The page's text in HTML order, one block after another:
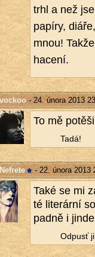
tr­hl a než
pa­pí­ry,
mnou!
ha­ce­ní.
vockoo- 24. února 2013
To mě
Tadá!
Nefrete - 22. února 2013
Také se mi
té li­te­rár­ní
pad­ně i
Od­pusť